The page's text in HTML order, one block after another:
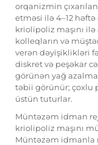
orqanizmin
etməsi ilə 4–12
kriolipoliz maşını
kolleqların və
verən dəyişiklikləri
diskret və peşəkar
görünən yağ
təbii görünür; çoxlu
üstün tuturlar.
Müntəzəm idman
kriolipoliz maşını
Müntəzəm idmanla